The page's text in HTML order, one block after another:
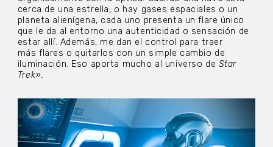
cerca de una estrella, o hay gases espaciales o un
planeta alienígena, cada uno presenta un flare único
que le da al entorno una autenticidad o sensación de
estar allí. Además, me dan el control para traer
más flares o quitarlos con un simple cambio de
iluminación. Eso aporta mucho al universo de Star
Trek».